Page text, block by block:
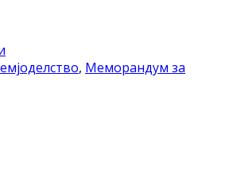
, Меморандум за